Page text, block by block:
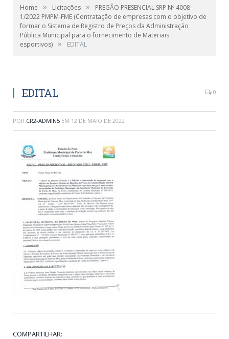
Home » Licitações »
PREGÃO PRESENCIAL SRP Nº 4008-
1/2022 PMPM-FME (Contratação de empresas com o objetivo de
formar o Sistema de Registro de Preços da Administração
Pública Municipal para o fornecimento de Materiais
esportivos) » EDITAL
EDITAL 0
POR CR2-ADMIN5 EM 12 DE MAIO DE 2022
COMPARTILHAR: